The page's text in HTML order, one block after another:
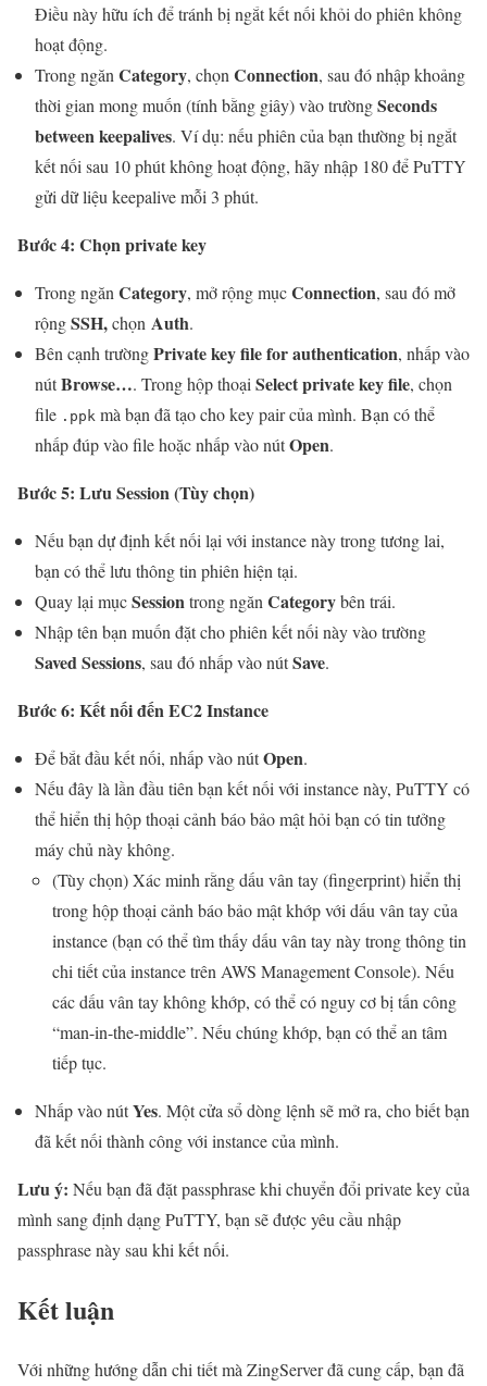
Điều này hữu ích để tránh bị ngắt kết nối khỏi do phiên không
hoạt động.
Trong ngăn Category, chọn Connection, sau đó nhập khoảng
thời gian mong muốn (tính bằng giây) vào trườngSeconds
between keepalives. Ví dụ: nếu phiên của bạn thường bị ngắt
kết nối sau 10 phút không hoạt động, hãy nhập 180 để PuTTY
gửi dữ liệu keepalive mỗi 3 phút.
Bước 4: Chọn private key
Trong ngăn Category, mở rộng mụcConnection, sau đó mở
rộngSSH,chọn Auth.
Bên cạnh trườngPrivate key file for authentication, nhấp vào
nútBrowse…. Trong hộp thoại Select private key file, chọn
file .ppk mà bạn đã tạo cho key pair của mình. Bạn có thể
nhấp đúp vào file hoặc nhấp vào nútOpen.
Bước 5: Lưu Session (Tùy chọn)
Nếu bạn dự định kết nối lại với instance này trong tương lai,
bạn có thể lưu thông tin phiên hiện tại.
Quay lại mụcSessiontrong ngăn Categorybên trái.
Nhập tên bạn muốn đặt cho phiên kết nối này vào trường
Saved Sessions, sau đó nhấp vào nútSave.
Bước 6: Kết nối đến EC2 Instance
Để bắt đầu kết nối, nhấp vào nútOpen.
Nếu đây là lần đầu tiên bạn kết nối với instance này, PuTTY có
thể hiển thị hộp thoại cảnh báo bảo mật hỏi bạn có tin tưởng
máy chủ này không.
(Tùy chọn) Xác minh rằng dấu vân tay (fingerprint) hiển thị
trong hộp thoại cảnh báo bảo mật khớp với dấu vân tay của
instance (bạn có thể tìm thấy dấu vân tay này trong thông tin
chi tiết của instance trên AWS Management Console). Nếu
các dấu vân tay không khớp, có thể có nguy cơ bị tấn công
“man-in-the-middle”. Nếu chúng khớp, bạn có thể an tâm
tiếp tục.
Nhấp vào nútYes. Một cửa sổ dòng lệnh sẽ mở ra, cho biết bạn
đã kết nối thành công với instance của mình.
Lưu ý: Nếu bạn đã đặt passphrase khi chuyển đổi private key của
mình sang định dạng PuTTY, bạn sẽ được yêu cầu nhập
passphrase này sau khi kết nối.
Kết luận
Với những hướng dẫn chi tiết mà ZingServer đã cung cấp, bạn đã